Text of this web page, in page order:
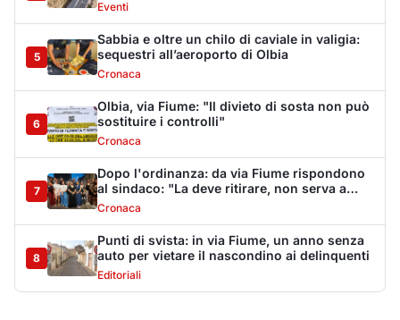
Eventi
5
Sabbia e oltre un chilo di caviale in valigia:
sequestri all’aeroporto di Olbia
Cronaca
6
Olbia, via Fiume: "Il divieto di sosta non può
sostituire i controlli"
Cronaca
7
Dopo l'ordinanza: da via Fiume rispondono
al sindaco: "La deve ritirare, non serva a
nulla"
Cronaca
8
Punti di svista: in via Fiume, un anno senza
auto per vietare il nascondino ai delinquenti
Editoriali